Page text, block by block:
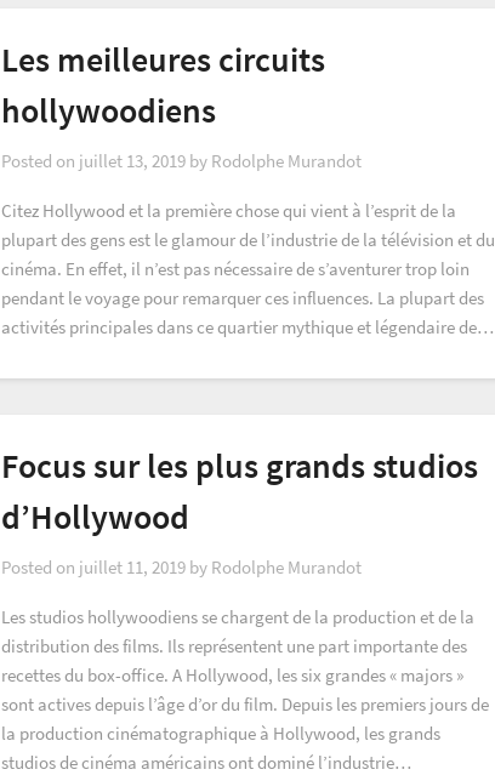
Les meilleures circuits
hollywoodiens
Posted on juillet 13, 2019by Rodolphe Murandot
Citez Hollywood et la première chose qui vient à l’esprit de la
plupart des gens est le glamour de l’industrie de la télévision et du
cinéma. En effet, il n’est pas nécessaire de s’aventurer trop loin
pendant le voyage pour remarquer ces influences. La plupart des
activités principales dans ce quartier mythique et légendaire de…
Focus sur les plus grands studios
d’Hollywood
Posted on juillet 11, 2019by Rodolphe Murandot
Les studios hollywoodiens se chargent de la production et de la
distribution des films. Ils représentent une part importante des
recettes du box-office. A Hollywood, les six grandes « majors »
sont actives depuis l’âge d’or du film. Depuis les premiers jours de
la production cinématographique à Hollywood, les grands
studios de cinéma américains ont dominé l’industrie…